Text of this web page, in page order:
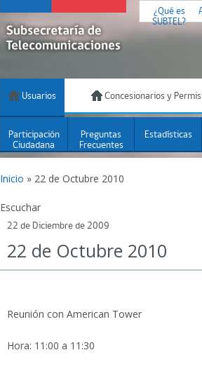
¿Qué es
SUBTEL?
Usuarios Concesionarios y
Participación
Ciudadana
Preguntas
Frecuentes
Estadísticas
Inicio » 22 de Octubre 2010
Escuchar
22 de Diciembre de 2009
22 de Octubre 2010
Reunión con American Tower
Hora: 11:00 a 11:30